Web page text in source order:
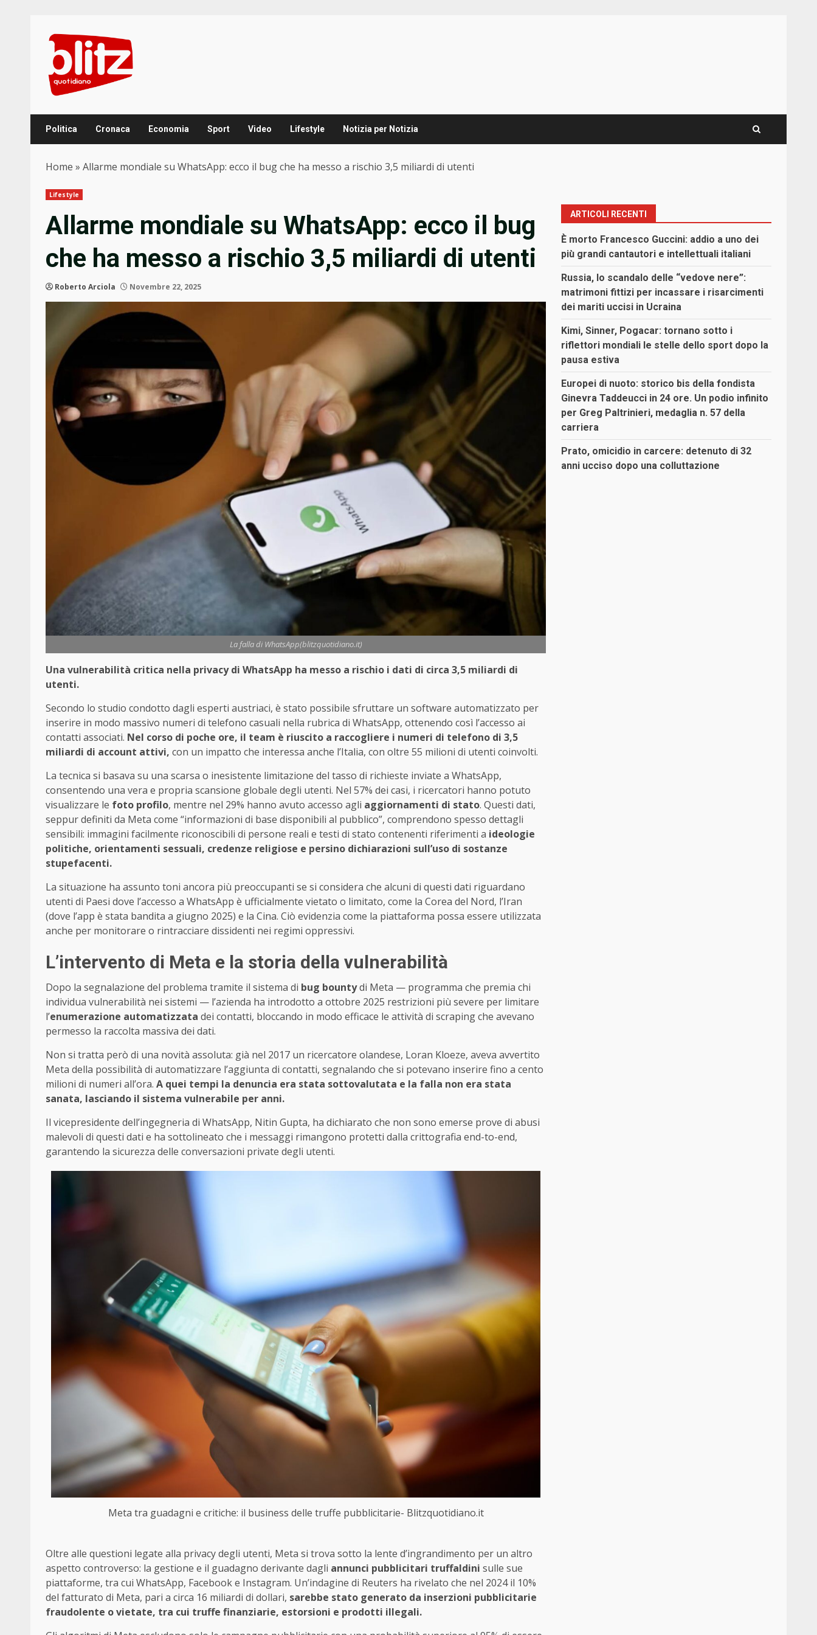
content
Politica Cronaca Economia Sport Video Lifestyle Notizia per Notizia
Home » Allarme mondiale su WhatsApp: ecco il bug che ha messo a rischio 3,5 miliardi di utenti
Lifestyle
Allarme mondiale su WhatsApp: ecco il bug
che ha messo a rischio 3,5 miliardi di utenti
Roberto Arciola Novembre 22, 2025
La falla di WhatsApp(blitzquotidiano.it)
Una vulnerabilità critica nella privacy di WhatsApp ha messo a rischio i dati di circa 3,5 miliardi di
utenti.
Secondo lo studio condotto dagli esperti austriaci, è stato possibile sfruttare un software automatizzato per
inserire in modo massivo numeri di telefono casuali nella rubrica di WhatsApp, ottenendo così l’accesso ai
contatti associati. Nel corso di poche ore, il team è riuscito a raccogliere i numeri di telefono di 3,5
miliardi di account attivi, con un impatto che interessa anche l’Italia, con oltre 55 milioni di utenti coinvolti.
La tecnica si basava su una scarsa o inesistente limitazione del tasso di richieste inviate a WhatsApp,
consentendo una vera e propria scansione globale degli utenti. Nel 57% dei casi, i ricercatori hanno potuto
visualizzare le foto profilo, mentre nel 29% hanno avuto accesso agli aggiornamenti di stato. Questi dati,
seppur definiti da Meta come “informazioni di base disponibili al pubblico”, comprendono spesso dettagli
sensibili: immagini facilmente riconoscibili di persone reali e testi di stato contenenti riferimenti a ideologie
politiche, orientamenti sessuali, credenze religiose e persino dichiarazioni sull’uso di sostanze
stupefacenti.
La situazione ha assunto toni ancora più preoccupanti se si considera che alcuni di questi dati riguardano
utenti di Paesi dove l’accesso a WhatsApp è ufficialmente vietato o limitato, come la Corea del Nord, l’Iran
(dove l’app è stata bandita a giugno 2025) e la Cina. Ciò evidenzia come la piattaforma possa essere utilizzata
anche per monitorare o rintracciare dissidenti nei regimi oppressivi.
L’intervento di Meta e la storia della vulnerabilità
Dopo la segnalazione del problema tramite il sistema di bug bountydi Meta — programma che premia chi
individua vulnerabilità nei sistemi — l’azienda ha introdotto a ottobre 2025 restrizioni più severe per limitare
l’enumerazione automatizzata dei contatti, bloccando in modo efficace le attività di scraping che avevano
permesso la raccolta massiva dei dati.
Non si tratta però di una novità assoluta: già nel 2017 un ricercatore olandese, Loran Kloeze, aveva avvertito
Meta della possibilità di automatizzare l’aggiunta di contatti, segnalando che si potevano inserire fino a cento
milioni di numeri all’ora. A quei tempi la denuncia era stata sottovalutata e la falla non era stata
sanata, lasciando il sistema vulnerabile per anni.
Il vicepresidente dell’ingegneria di WhatsApp, Nitin Gupta, ha dichiarato che non sono emerse prove di abusi
malevoli di questi dati e ha sottolineato che i messaggi rimangono protetti dalla crittografia end-to-end,
garantendo la sicurezza delle conversazioni private degli utenti.
Meta tra guadagni e critiche: il business delle truffe pubblicitarie- Blitzquotidiano.it
Oltre alle questioni legate alla privacy degli utenti, Meta si trova sotto la lente d’ingrandimento per un altro
aspetto controverso: la gestione e il guadagno derivante dagli annunci pubblicitari truffaldini sulle sue
piattaforme, tra cui WhatsApp, Facebook e Instagram. Un’indagine di Reuters ha rivelato che nel 2024 il 10%
del fatturato di Meta, pari a circa 16 miliardi di dollari, sarebbe stato generato da inserzioni pubblicitarie
fraudolente o vietate, tra cui truffe finanziarie, estorsioni e prodotti illegali.
ARTICOLI RECENTI
È morto Francesco Guccini: addio a uno dei
più grandi cantautori e intellettuali italiani
Russia, lo scandalo delle “vedove nere”:
matrimoni fittizi per incassare i risarcimenti
dei mariti uccisi in Ucraina
Kimi, Sinner, Pogacar: tornano sotto i
riflettori mondiali le stelle dello sport dopo la
pausa estiva
Europei di nuoto: storico bis della fondista
Ginevra Taddeucci in 24 ore. Un podio infinito
per Greg Paltrinieri, medaglia n. 57 della
carriera
Prato, omicidio in carcere: detenuto di 32
anni ucciso dopo una colluttazione